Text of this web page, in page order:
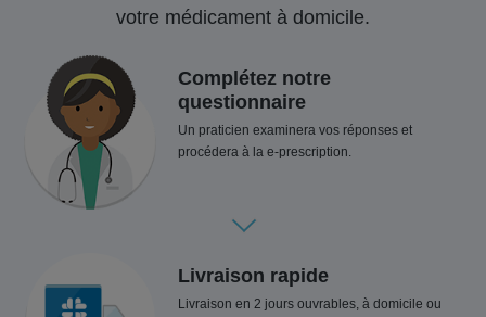
votre médicament à domicile.
Complétez notre
questionnaire
Un praticien examinera vos réponses et
procédera à la e-prescription.
Livraison rapide
Livraison en 2 jours ouvrables, à domicile ou